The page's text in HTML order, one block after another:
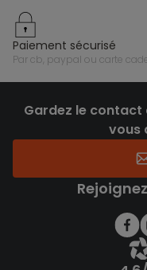
paiement sécurisé
par cb, paypal ou carte
Gardez le contact
vous